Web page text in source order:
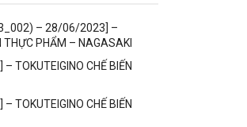
– 28/06/2023] –
THỰC PHẨM – NAGASAKI
TOKUTEIGINO CHẾ BIẾN
TOKUTEIGINO CHẾ BIẾN